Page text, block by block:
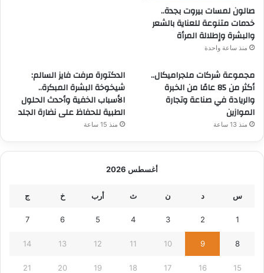
صالون لمسات بيروت بجدة..
خدمات متنوعة للعناية بالشعر
والبشرة وإطلالة المرأة
منذ ساعة واحدة
مجموعة شركات ملجراميكال..
أكثر من 85 عامًا من الخبرة
والريادة في صناعة وتجارة
الموازين
منذ 13 ساعة
الدكتورة مرفت فايز السالم:
شيخوخة البشرة المبكرة..
الأسباب الخفية وأحدث الحلول
الطبية للحفاظ على نضارة الجلد
منذ 15 ساعة
أغسطس 2026
س د ن ث أرب خ ج
1
2
3
4
5
6
7
8
9
10
11
12
13
14
15
16
17
18
19
20
21